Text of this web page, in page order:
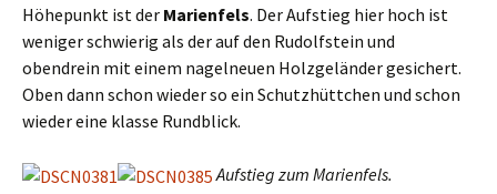
Höhepunkt ist der Marienfels. Der Aufstieg hier hoch ist
weniger schwierig als der auf den Rudolfstein und
obendrein mit einem nagelneuen Holzgeländer gesichert.
Oben dann schon wieder so ein Schutzhüttchen und schon
wieder eine klasse Rundblick.
Aufstieg zum Marienfels.